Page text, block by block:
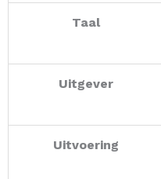
Taal
Uitgever
Uitvoering